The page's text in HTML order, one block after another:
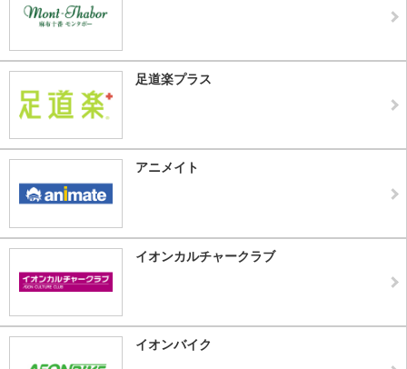
足道楽プラス
アニメイト
イオンカルチャークラブ
イオンバイク